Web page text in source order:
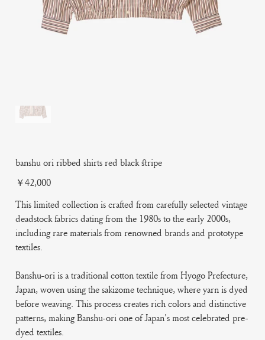
banshu ori ribbed shirts red black stripe
Price
￥42,000
This limited collection is crafted from carefully selected vintage
deadstock fabrics dating from the 1980s to the early 2000s,
including rare materials from renowned brands and prototype
textiles.
Banshu-ori is a traditional cotton textile from Hyogo Prefecture,
Japan, woven using the sakizome technique, where yarn is dyed
before weaving. This process creates rich colors and distinctive
patterns, making Banshu-ori one of Japan's most celebrated pre-
dyed textiles.